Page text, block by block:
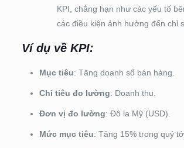
KPI, chẳng hạn như các yếu tố
các điều kiện ảnh hưởng đến chỉ
Ví dụ về KPI:
Mục tiêu: Tăng doanh số bán hàng.
Chỉ tiêu đo lường: Doanh thu.
Đơn vị đo lường: Đô la Mỹ (USD).
Mức mục tiêu: Tăng 15% trong quý